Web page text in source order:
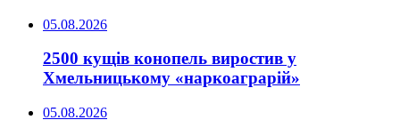
05.08.2026
2500 кущів конопель виростив у
Хмельницькому «наркоаграрій»
05.08.2026